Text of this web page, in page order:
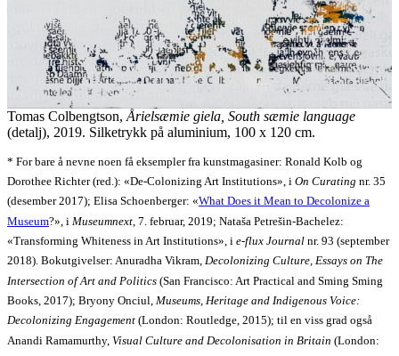
Tomas Colbengtson, Årielsæmie giela, South sæmie language
(detalj), 2019. Silketrykk på aluminium, 100 x 120 cm.
* For bare å nevne noen få eksempler fra kunstmagasiner: Ronald Kolb og
Dorothee Richter (red.): «De-Colonizing Art Institutions», i On Curating nr. 35
(desember 2017); Elisa Schoenberger: «What Does it Mean to Decolonize a
Museum?», i Museumnext , 7. februar, 2019; Nataša Petrešin-Bachelez:
«Transforming Whiteness in Art Institutions», i e-flux Journal nr. 93 (september
2018). Bokutgivelser: Anuradha Vikram, Decolonizing Culture, Essays on The
Intersection of Art and Politics (San Francisco: Art Practical and Sming Sming
Books, 2017); Bryony Onciul, Museums, Heritage and Indigenous Voice:
Decolonizing Engagement (London: Routledge, 2015); til en viss grad også
Anandi Ramamurthy, Visual Culture and Decolonisation in Britain (London: